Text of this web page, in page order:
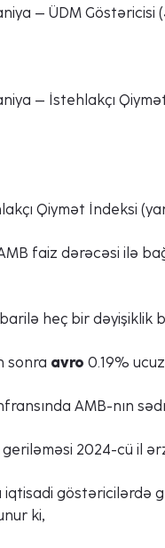
– ÜDM Göstəricisi
– İstehlakçı
Qiymət İndeksi
faiz dərəcəsi ilə
heç bir dəyişiklik
sonra avro 0.19%
AMB-nın
geriləməsi 2024-cü il
iqtisadi göstəricilərdə
ki,